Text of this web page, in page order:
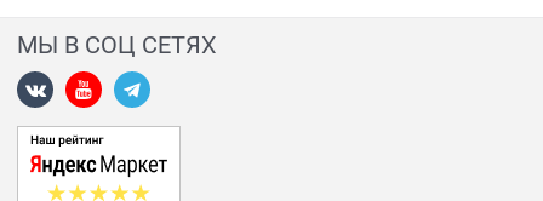
МЫ В СОЦ СЕТЯХ